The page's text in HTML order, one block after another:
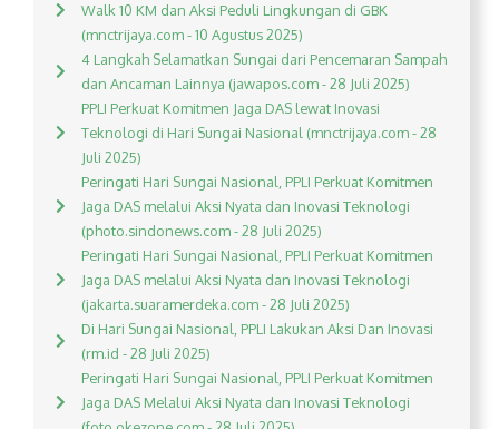
Walk 10 KM dan Aksi Peduli Lingkungan di GBK
(mnctrijaya.com - 10 Agustus 2025)
4 Langkah Selamatkan Sungai dari Pencemaran Sampah
dan Ancaman Lainnya (jawapos.com - 28 Juli 2025)
PPLI Perkuat Komitmen Jaga DAS lewat Inovasi
Teknologi di Hari Sungai Nasional (mnctrijaya.com - 28
Juli 2025)
Peringati Hari Sungai Nasional, PPLI Perkuat Komitmen
Jaga DAS melalui Aksi Nyata dan Inovasi Teknologi
(photo.sindonews.com - 28 Juli 2025)
Peringati Hari Sungai Nasional, PPLI Perkuat Komitmen
Jaga DAS melalui Aksi Nyata dan Inovasi Teknologi
(jakarta.suaramerdeka.com - 28 Juli 2025)
Di Hari Sungai Nasional, PPLI Lakukan Aksi Dan Inovasi
(rm.id - 28 Juli 2025)
Peringati Hari Sungai Nasional, PPLI Perkuat Komitmen
Jaga DAS Melalui Aksi Nyata dan Inovasi Teknologi